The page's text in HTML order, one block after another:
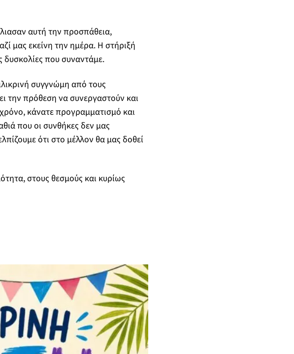
αυτή την προσπάθεια,
μας εκείνη την ημέρα. Η στήριξή
δυσκολίες που συναντάμε.
συγγνώμη από τους
την πρόθεση να συνεργαστούν και
κάνατε προγραμματισμό και
που οι συνθήκες δεν μας
ότι στο μέλλον θα μας δοθεί
στους θεσμούς και κυρίως